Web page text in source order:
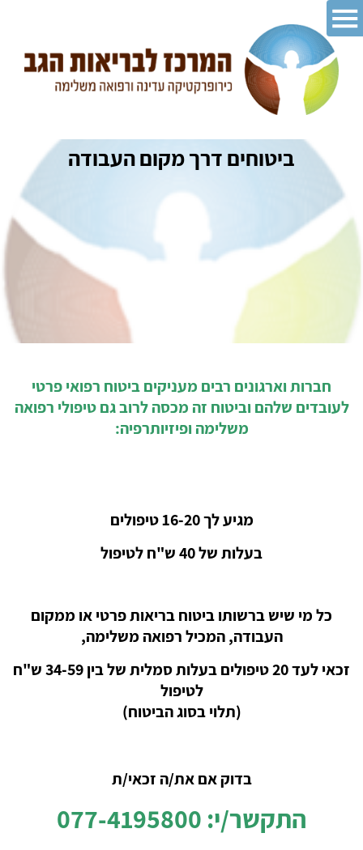
ביטוחים דרך מקום העבודה
חברות וארגונים רבים מעניקים ביטוח רפואי פרטי
לעובדים שלהם וביטוח זה מכסה לרוב גם טיפולי רפואה
משלימה ופיזיותרפיה:
מגיע לך 16-20 טיפולים
בעלות של 40 ש"ח לטיפול
כל מי שיש ברשותו ביטוח בריאות פרטי או ממקום
העבודה, המכיל רפואה משלימה,
זכאי לעד 20 טיפולים בעלות סמלית של בין 34-59 ש"ח
לטיפול
(תלוי בסוג הביטוח)
בדוק אם את/ה זכאי/ת
התקשר/י: 077-4195800